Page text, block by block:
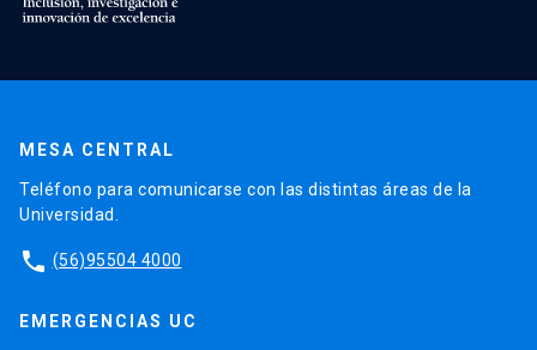
MESA CENTRAL
Teléfono para comunicarse con las distintas áreas de la
Universidad.
phone (56)95504 4000
EMERGENCIAS UC